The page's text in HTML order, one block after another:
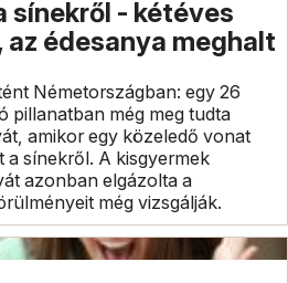
sínekről - kétéves
édesanya meghalt
Németországban: egy 26
pillanatban még meg tudta
amikor egy közeledő vonat
sínekről. A kisgyermek
azonban elgázolta a
még vizsgálják.